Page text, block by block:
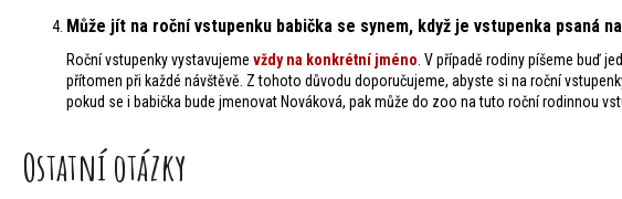
Může jít na roční vstupenku babička se synem, když je vstupenka psaná
Roční vstupenky vystavujeme vždy na konkrétní jméno . V případě rodiny píšeme buď
přítomen při každé návštěvě. Z tohoto důvodu doporučujeme, abyste si na roční
pokud se i babička bude jmenovat Nováková, pak může do zoo na tuto roční rodinnou
Ostatní otázky